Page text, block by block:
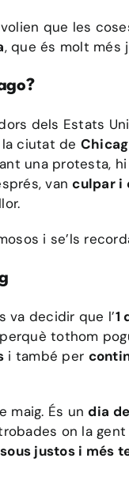
que les
, que és molt més
dels Estats
ciutat de
una protesta,
vanculpar i
i se’ls
va decidir que l’1
tothom
i també per
maig. És undia
on la
justos i més